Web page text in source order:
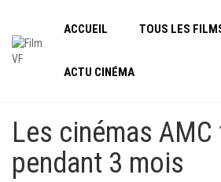
ACCUEIL TOUS LES
ACTU CINÉMA
Les cinémas
pendant 3 mois